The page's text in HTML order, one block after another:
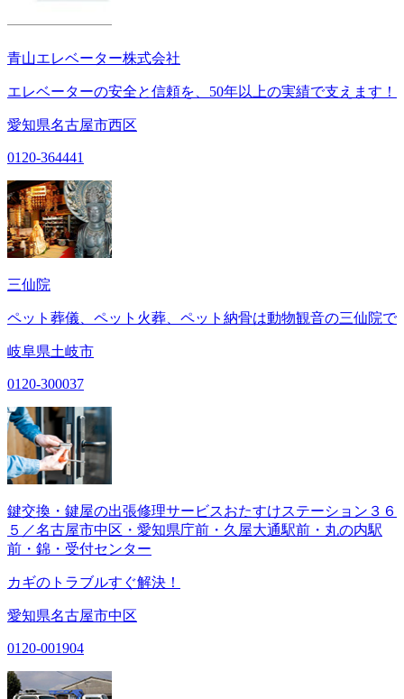
青山エレベーター株式会社
エレベーターの安全と信頼を、50年以上の実績で支えます！
愛知県名古屋市西区
0120-364441
三仙院
ペット葬儀、ペット火葬、ペット納骨は動物観音の三仙院で
岐阜県土岐市
0120-300037
鍵交換・鍵屋の出張修理サービスおたすけステーション３６
５／名古屋市中区・愛知県庁前・久屋大通駅前・丸の内駅
前・錦・受付センター
カギのトラブルすぐ解決！
愛知県名古屋市中区
0120-001904